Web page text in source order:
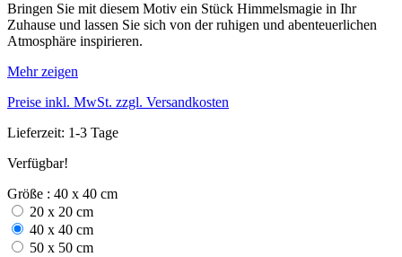
Bringen Sie mit diesem Motiv ein Stück Himmelsmagie in Ihr
Zuhause und lassen Sie sich von der ruhigen und abenteuerlichen
Atmosphäre inspirieren.
Mehr zeigen
Preise inkl. MwSt. zzgl. Versandkosten
Lieferzeit: 1-3 Tage
Verfügbar!
Größe : 40 x 40 cm
20 x 20 cm
40 x 40 cm
50 x 50 cm